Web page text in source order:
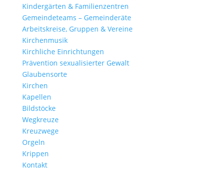
Kinder­gärten & Familienzentren
Gemein­de­teams – Gemeinderäte
Arbeits­kreise, Gruppen & Vereine
Kirchen­musik
Kirch­liche Einrichtungen
Präven­tion sexua­li­sierter Gewalt
Glau­ben­s­orte
Kirchen
Kapellen
Bild­stöcke
Wegkreuze
Kreuz­wege
Orgeln
Krippen
Kontakt